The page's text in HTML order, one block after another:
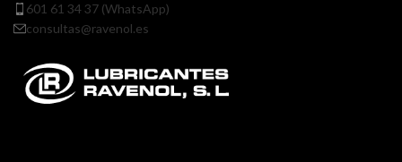
601 61 34 37 (WhatsApp)
consultas@ravenol.es